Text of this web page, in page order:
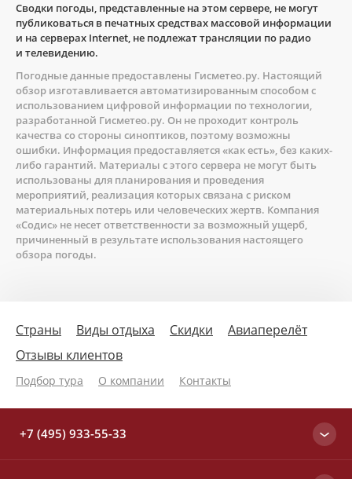
Сводки погоды, представленные на этом сервере, не могут
публиковаться в печатных средствах массовой информации
и на серверах Internet, не подлежат трансляции по радио
и телевидению.
Погодные данные предоставлены Гисметео.ру. Настоящий
обзор изготавливается автоматизированным способом с
использованием цифровой информации по технологии,
разработанной Гисметео.ру. Он не проходит контроль
качества со стороны синоптиков, поэтому возможны
ошибки. Информация предоставляется «как есть», без каких-
либо гарантий. Материалы с этого сервера не могут быть
использованы для планирования и проведения
мероприятий, реализация которых связана с риском
материальных потерь или человеческих жертв. Компания
«Содис» не несет ответственности за возможный ущерб,
причиненный в результате использования настоящего
обзора погоды.
Страны Виды отдыха Скидки
Авиаперелёт
Отзывы клиентов
Подбор тура О компании Контакты
+7 (495) 933-55-33